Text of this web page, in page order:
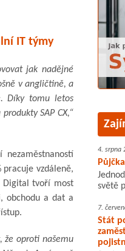
IT týmy
jak nadějné
v angličtině, a
Díky tomu letos
SAP CX,“
pracuje vzdáleně,
Digital tvoří most
obchodu a dat a
že oproti našemu
4. srpna
světě
7.
Stát